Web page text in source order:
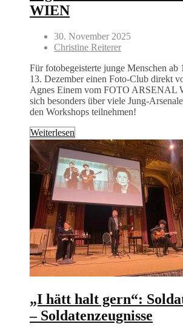
WIEN
30. November 2025
Christine Reiterer
Für fotobegeisterte junge Menschen ab
13. Dezember einen Foto-Club direkt
Agnes Einem vom FOTO ARSENAL
sich besonders über viele Jung-
den Workshops teilnehmen!
Weiterlesen
„I hätt halt gern“:
– Soldatenzeugnisse